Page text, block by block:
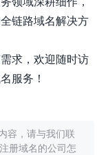
链路域名解决方
求，欢迎随时访
服务！
容，请与我们联
注册域名的公司怎